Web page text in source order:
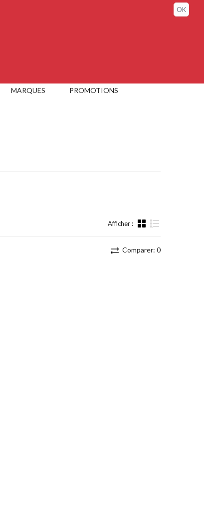
MARQUES PROMOTIONS
OK
Afficher :
Liste
Comparer: 0